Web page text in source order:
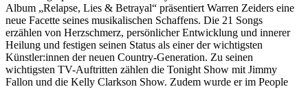
Album „Relapse, Lies & Betrayal“ präsentiert Warren Zeiders eine
neue Facette seines musikalischen Schaffens. Die 21 Songs
erzählen von Herzschmerz, persönlicher Entwicklung und innerer
Heilung und festigen seinen Status als einer der wichtigsten
Künstler:innen der neuen Country-Generation. Zu seinen
wichtigsten TV-Auftritten zählen die Tonight Show mit Jimmy
Fallon und die Kelly Clarkson Show. Zudem wurde er im People